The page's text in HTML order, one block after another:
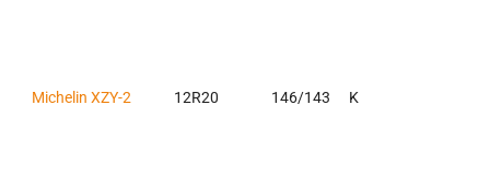
Michelin XZY-2 12R20 146/143 K